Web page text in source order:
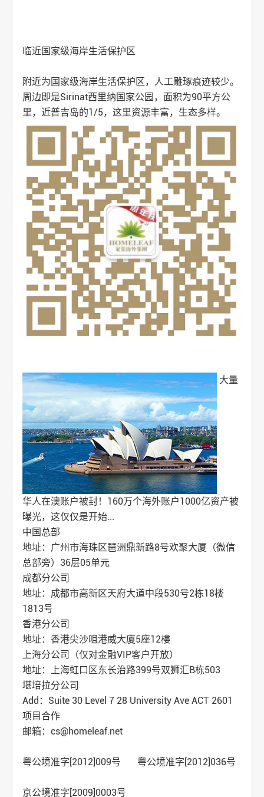
临近国家级海岸生活保护区
附近为国家级海岸生活保护区，人工雕琢痕迹较少。
周边即是Sirinat西里纳国家公园，面积为90平方公
里，近普吉岛的1/5，这里资源丰富，生态多样。
大量
华人在澳账户被封！160万个海外账户1000亿资产被
曝光，这仅仅是开始...
中国总部
地址：广州市海珠区琶洲鼎新路8号欢聚大厦（微信
总部旁）36层05单元
成都分公司
地址：成都市高新区天府大道中段530号2栋18楼
1813号
香港分公司
地址：香港尖沙咀港威大廈5座12樓
上海分公司（仅对金融VIP客户开放）
地址：上海虹口区东长治路399号双狮汇B栋503
堪培拉分公司
Add：Suite 30 Level 7 28 University Ave ACT 2601
项目合作
邮箱：cs@homeleaf.net
粤公境准字[2012]009号 粤公境准字[2012]036号
京公境准字[2009]0003号